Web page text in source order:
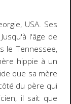
USA. Ses
l'âge de
le Tennessee,
hippie à un
que sa mère
du père qui
il sait que